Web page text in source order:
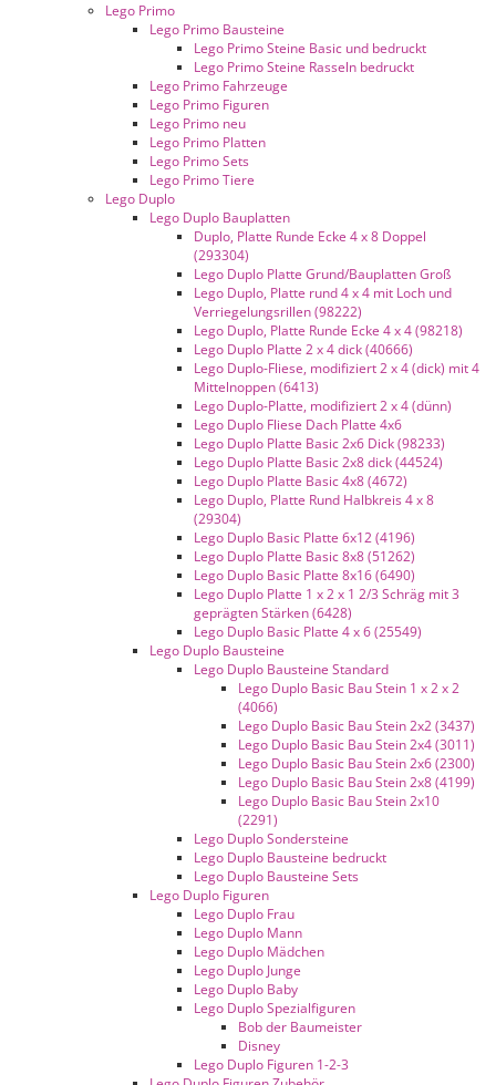
Lego Primo
Lego Primo Bausteine
Lego Primo Steine Basic und bedruckt
Lego Primo Steine Rasseln bedruckt
Lego Primo Fahrzeuge
Lego Primo Figuren
Lego Primo neu
Lego Primo Platten
Lego Primo Sets
Lego Primo Tiere
Lego Duplo
Lego Duplo Bauplatten
Duplo, Platte Runde Ecke 4 x 8 Doppel
(293304)
Lego Duplo Platte Grund/Bauplatten Groß
Lego Duplo, Platte rund 4 x 4 mit Loch und
Verriegelungsrillen (98222)
Lego Duplo, Platte Runde Ecke 4 x 4 (98218)
Lego Duplo Platte 2 x 4 dick (40666)
Lego Duplo-Fliese, modifiziert 2 x 4 (dick) mit 4
Mittelnoppen (6413)
Lego Duplo-Platte, modifiziert 2 x 4 (dünn)
Lego Duplo Fliese Dach Platte 4x6
Lego Duplo Platte Basic 2x6 Dick (98233)
Lego Duplo Platte Basic 2x8 dick (44524)
Lego Duplo Platte Basic 4x8 (4672)
Lego Duplo, Platte Rund Halbkreis 4 x 8
(29304)
Lego Duplo Basic Platte 6x12 (4196)
Lego Duplo Platte Basic 8x8 (51262)
Lego Duplo Basic Platte 8x16 (6490)
Lego Duplo Platte 1 x 2 x 1 2/3 Schräg mit 3
geprägten Stärken (6428)
Lego Duplo Basic Platte 4 x 6 (25549)
Lego Duplo Bausteine
Lego Duplo Bausteine Standard
Lego Duplo Basic Bau Stein 1 x 2 x 2
(4066)
Lego Duplo Basic Bau Stein 2x2 (3437)
Lego Duplo Basic Bau Stein 2x4 (3011)
Lego Duplo Basic Bau Stein 2x6 (2300)
Lego Duplo Basic Bau Stein 2x8 (4199)
Lego Duplo Basic Bau Stein 2x10
(2291)
Lego Duplo Sondersteine
Lego Duplo Bausteine bedruckt
Lego Duplo Bausteine Sets
Lego Duplo Figuren
Lego Duplo Frau
Lego Duplo Mann
Lego Duplo Mädchen
Lego Duplo Junge
Lego Duplo Baby
Lego Duplo Spezialfiguren
Bob der Baumeister
Disney
Lego Duplo Figuren 1-2-3